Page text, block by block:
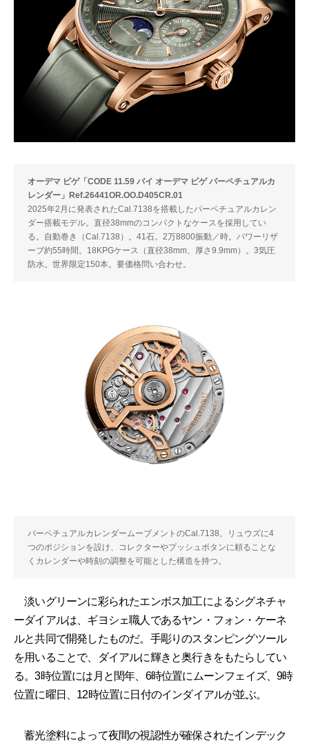
オーデマ ピゲ「CODE 11.59 バイ オーデマ ピゲ パーペチュアルカ
レンダー」Ref.26441OR.OO.D405CR.01
2025年2月に発表されたCal.7138を搭載したパーペチュアルカレン
ダー搭載モデル。直径38mmのコンパクトなケースを採用してい
る。自動巻き（Cal.7138）。41石。2万8800振動／時。パワーリザ
ーブ約55時間。18KPGケース（直径38mm、厚さ9.9mm）。3気圧
防水。世界限定150本。要価格問い合わせ。
パーペチュアルカレンダームーブメントのCal.7138。リュウズに4
つのポジションを設け、コレクターやプッシュボタンに頼ることな
くカレンダーや時刻の調整を可能とした構造を持つ。
淡いグリーンに彩られたエンボス加工によるシグネチャ
ーダイアルは、ギヨシェ職人であるヤン・フォン・ケーネ
ルと共同で開発したものだ。手彫りのスタンピングツール
を用いることで、ダイアルに輝きと奥行きをもたらしてい
る。3時位置には月と閏年、6時位置にムーンフェイズ、9時
位置に曜日、12時位置に日付のインダイアルが並ぶ。
蓄光塗料によって夜間の視認性が確保されたインデック